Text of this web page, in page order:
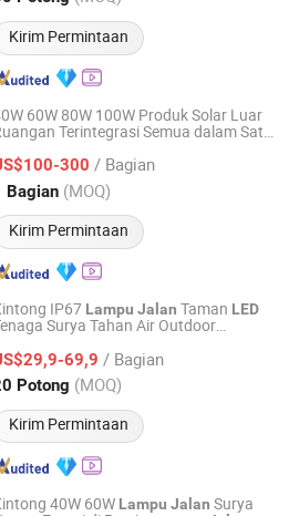
Kirim Permintaan
60W 80W 100W Produk Solar Luar
Terintegrasi Semua dalam Satu
300 / Bagian
Bagian (MOQ)
Kirim Permintaan
Harga mulai 2016
IP67 Lampu Jalan Taman LED
Surya Tahan Air Outdoor
69,9 / Bagian
Potong (MOQ)
Kirim Permintaan
Equipment Group Co., Ltd.
Harga mulai 2019
40W 60W Lampu Jalan Surya